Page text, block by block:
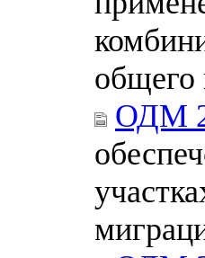
общего
ОДМ